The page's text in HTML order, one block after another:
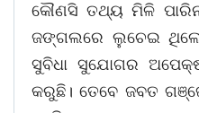
କୌଣସି ତଥ୍ୟ ମିଳି
ଜଙ୍ଗଲରେ ଲୁଚେଇ ଥିଲେ
ସୁବିଧା ସୁଯୋଗର
କରୁଛି। ତେବେ ଜବତ